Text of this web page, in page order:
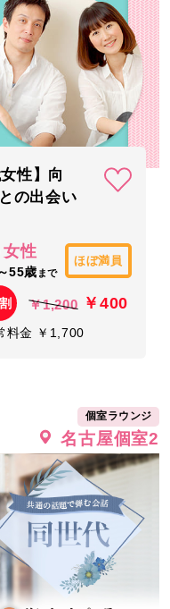
性】向
の出会い
女性
55歳 まで
ほぼ満員
￥1,200 ￥400
料金 ￥1,700
個室ラウンジ
名古屋個室2